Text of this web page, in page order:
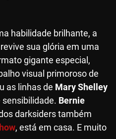
habilidade brilhante, a
revive sua glória em uma
gigante especial,
visual primoroso de
as linhas de Mary Shelley
Bernie
darksiders também
, está em casa. E muito